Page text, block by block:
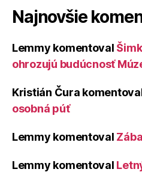
Najnovšie
Lemmy komentoval
ohrozujú budúcnosť
Kristián Čura
osobná púť
Lemmy komentoval
Lemmy komentoval